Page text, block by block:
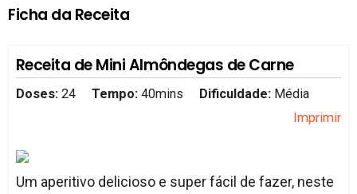
Ficha da Receita
Receita de Mini Almôndegas de Carne
Doses: 24 Tempo: 40mins Dificuldade: Média
Imprimir
Um aperitivo delicioso e super fácil de fazer, neste